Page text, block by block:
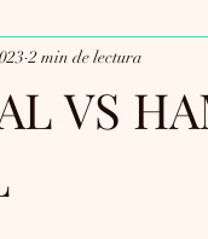
VS
2 min de lectura